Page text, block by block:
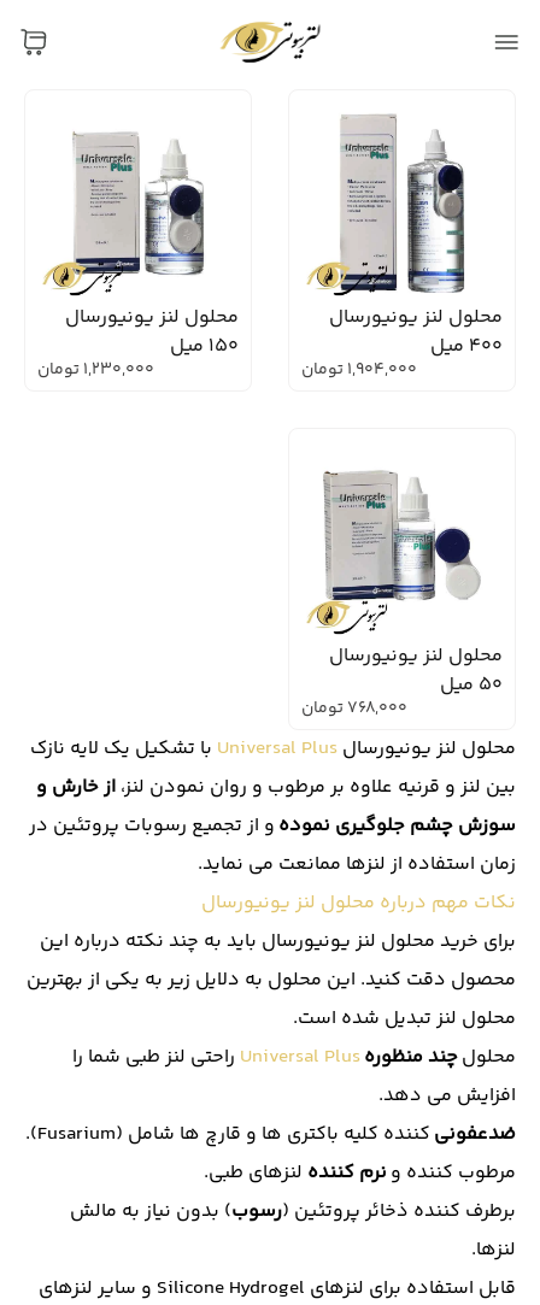
محلول لنز یونیورسال
400 میل
1,904,000تومان
محلول لنز یونیورسال
150 میل
1,230,000تومان
محلول لنز یونیورسال
50 میل
768,000تومان
محلول لنز یونیورسال Universal Plus با تشکیل یک لایه نازک
بین لنز و قرنیه علاوه بر مرطوب و روان نمودن لنز، از خارش و
سوزش چشم جلوگیری نموده و از تجمیع رسوبات پروتئین در
زمان استفاده از لنزها ممانعت می نماید.
نکات مهم درباره محلول لنز یونیورسال
برای خرید محلول لنز یونیورسال باید به چند نکته درباره این
محصول دقت کنید. این محلول به دلایل زیر به یکی از بهترین
محلول لنز تبدیل شده است.
محلولچند منظورهUniversal Plus راحتی لنز طبی شما را
افزایش می دهد.
ضدعفونی کننده کلیه باکتری ها و قارچ ها شامل (Fusarium).
مرطوب کننده و نرم کننده لنزهای طبی.
برطرف کننده ذخائر پروتئین (رسوب) بدون نیاز به مالش
لنزها.
قابل استفاده برای لنزهای Silicone Hydrogel و سایر لنزهای